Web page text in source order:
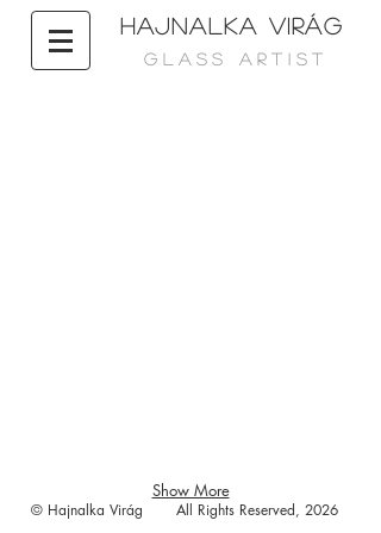
HAJNALKA VIRÁG
G L A S S A R T I S T
Show More
© Hajnalka Virág All Rights Reserved, 2026